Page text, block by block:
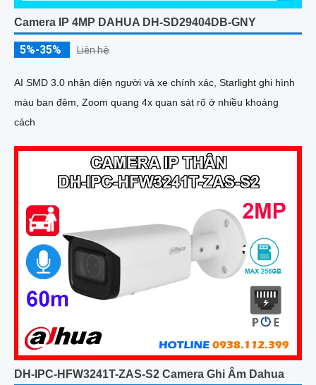
Camera IP 4MP DAHUA DH-SD29404DB-GNY
5%-35% Liên hệ
AI SMD 3.0 nhận diện người và xe chính xác, Starlight ghi hình
màu ban đêm, Zoom quang 4x quan sát rõ ở nhiều khoảng
cách
DH-IPC-HFW3241T-ZAS-S2 Camera Ghi Âm Dahua